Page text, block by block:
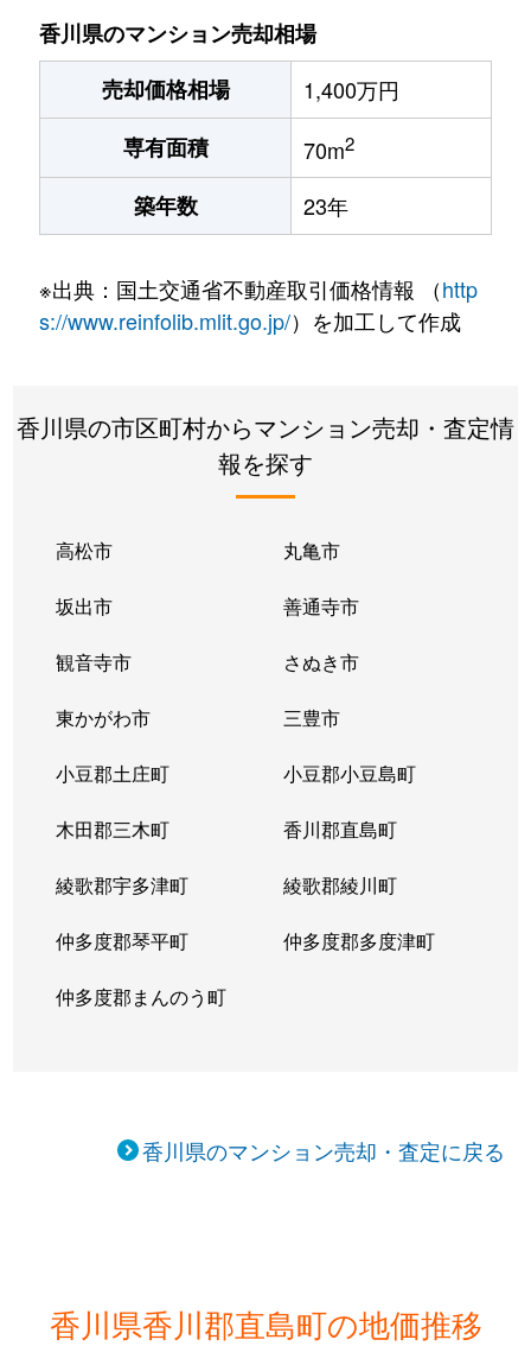
香川県のマンション売却相場
売却価格相場
1,400万円
専有面積
70m2
築年数 23年
※出典：国土交通省不動産取引価格情報 （http
s://www.reinfolib.mlit.go.jp/）を加工して作成
香川県の市区町村からマンション売却・査定情
報を探す
高松市 丸亀市
坂出市 善通寺市
観音寺市 さぬき市
東かがわ市 三豊市
小豆郡土庄町 小豆郡小豆島町
木田郡三木町 香川郡直島町
綾歌郡宇多津町 綾歌郡綾川町
仲多度郡琴平町 仲多度郡多度津町
仲多度郡まんのう町
香川県のマンション売却・査定に戻る
香川県香川郡直島町の地価推移